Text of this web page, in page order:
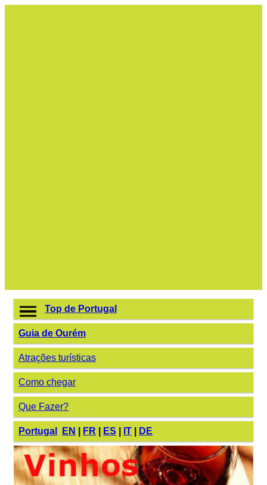
Top de Portugal
Guia de Ourém
Atrações turísticas
Como chegar
Que Fazer?
Portugal EN FR ES IT DE